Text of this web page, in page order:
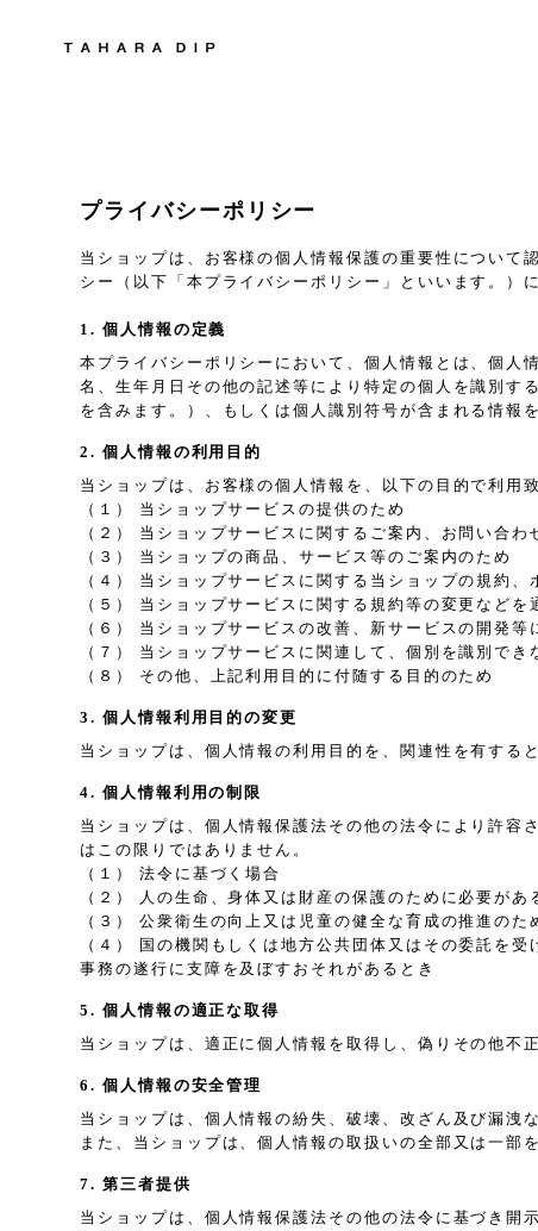
プライバシーポリシー
当ショップは、お客様の個人情報保護の重要性について
シー（以下「本プライバシーポリシー」といいます。）
1. 個人情報の定義
本プライバシーポリシーにおいて、個人情報とは、個人
名、生年月日その他の記述等により特定の個人を識別す
を含みます。）、もしくは個人識別符号が含まれる情報
2. 個人情報の利用目的
当ショップは、お客様の個人情報を、以下の目的で利用
（１） 当ショップサービスの提供のため
（２） 当ショップサービスに関するご案内、お問い合わ
（３） 当ショップの商品、サービス等のご案内のため
（４） 当ショップサービスに関する当ショップの規約
（５） 当ショップサービスに関する規約等の変更などを
（６） 当ショップサービスの改善、新サービスの開発等
（７） 当ショップサービスに関連して、個別を識別で
（８） その他、上記利用目的に付随する目的のため
3. 個人情報利用目的の変更
当ショップは、個人情報の利用目的を、関連性を有する
4. 個人情報利用の制限
当ショップは、個人情報保護法その他の法令により許容
はこの限りではありません。
（１） 法令に基づく場合
（２） 人の生命、身体又は財産の保護のために必要が
（３） 公衆衛生の向上又は児童の健全な育成の推進の
（４） 国の機関もしくは地方公共団体又はその委託を
事務の遂行に支障を及ぼすおそれがあるとき
5. 個人情報の適正な取得
当ショップは、適正に個人情報を取得し、偽りその他不
6. 個人情報の安全管理
当ショップは、個人情報の紛失、破壊、改ざん及び漏洩
また、当ショップは、個人情報の取扱いの全部又は一部
7. 第三者提供
当ショップは、個人情報保護法その他の法令に基づき開